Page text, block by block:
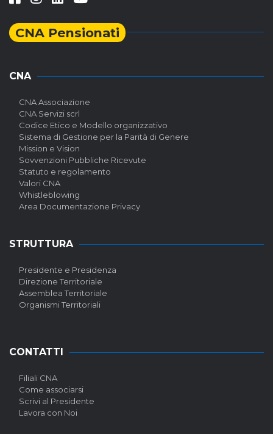
CNA Pensionati
CNA
CNA Associazione
CNA Servizi scrl
Codice Etico e Modello organizzativo
Sistema di Gestione per la Parità di Genere
Mission e Vision
Sovvenzioni Pubbliche Ricevute
Statuto e regolamento
Valori CNA
Whistleblowing
Area Documentazione Privacy
STRUTTURA
Presidente e Presidenza
Direzione Territoriale
Assemblea Territoriale
Organismi Territoriali
CONTATTI
Filiali CNA
Come associarsi
Scrivi al Presidente
Lavora con Noi